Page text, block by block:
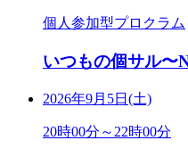
個人参加型プロクラム
いつもの個サル
2026年9月5日(土)
20時00分～22時00分